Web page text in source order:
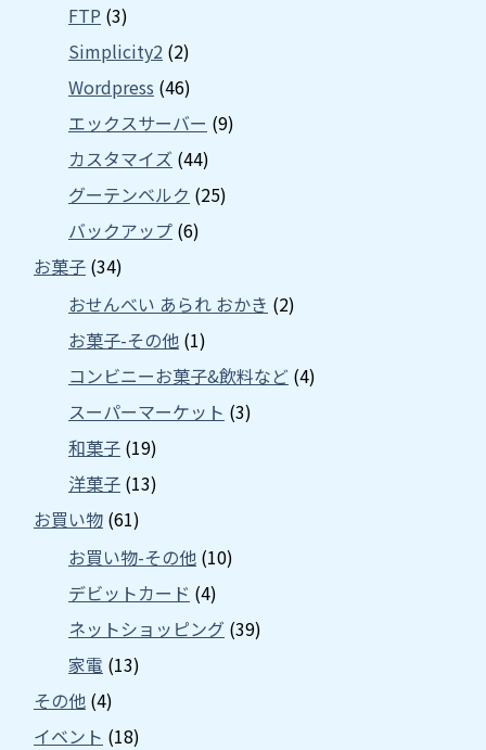
FTP (3)
Simplicity2 (2)
Wordpress (46)
エックスサーバー (9)
カスタマイズ (44)
グーテンベルク (25)
バックアップ (6)
お菓子 (34)
おせんべい あられ おかき (2)
お菓子-その他 (1)
コンビニーお菓子&飲料など (4)
スーパーマーケット (3)
和菓子 (19)
洋菓子 (13)
お買い物 (61)
お買い物-その他 (10)
デビットカード (4)
ネットショッピング (39)
家電 (13)
その他 (4)
イベント (18)